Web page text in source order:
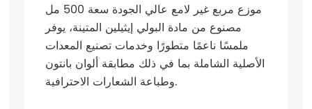
موزع مربع غير لامع عالي الجودة سعة 500 مل
مصنوع من مادة البولي إيثيلين المتينة، يوفر
ملمسًا ناعمًا متطورًا وخدمات تصنيع المعدات
الأصلية الشاملة بما في ذلك مطابقة ألوان بانتون
وطباعة الشعارات الاحترافية.